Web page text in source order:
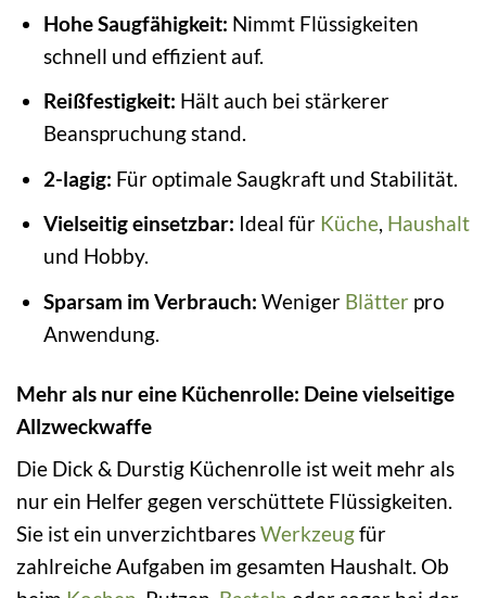
Hohe Saugfähigkeit: Nimmt Flüssigkeiten
schnell und effizient auf.
Reißfestigkeit: Hält auch bei stärkerer
Beanspruchung stand.
2-lagig: Für optimale Saugkraft und Stabilität.
Vielseitig einsetzbar: Ideal für Küche, Haushalt
und Hobby.
Sparsam im Verbrauch: Weniger Blätter pro
Anwendung.
Mehr als nur eine Küchenrolle: Deine vielseitige
Allzweckwaffe
Die Dick & Durstig Küchenrolle ist weit mehr als
nur ein Helfer gegen verschüttete Flüssigkeiten.
Sie ist ein unverzichtbaresWerkzeugfür
zahlreiche Aufgaben im gesamten Haushalt. Ob